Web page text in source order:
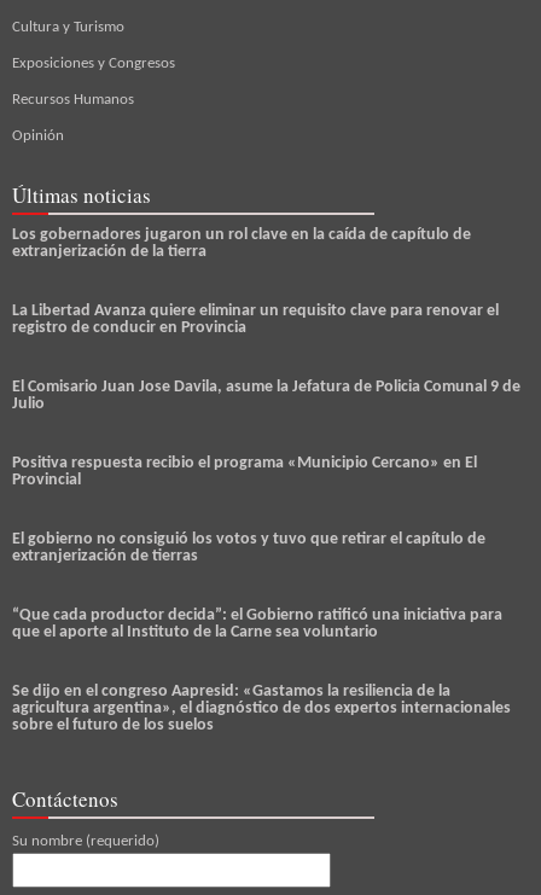
Cultura y Turismo
Exposiciones y Congresos
Recursos Humanos
Opinión
Últimas noticias
Los gobernadores jugaron un rol clave en la caída de capítulo de
extranjerización de la tierra
La Libertad Avanza quiere eliminar un requisito clave para renovar el
registro de conducir en Provincia
El Comisario Juan Jose Davila, asume la Jefatura de Policia Comunal 9 de
Julio
Positiva respuesta recibio el programa «Municipio Cercano» en El
Provincial
El gobierno no consiguió los votos y tuvo que retirar el capítulo de
extranjerización de tierras
“Que cada productor decida”: el Gobierno ratificó una iniciativa para
que el aporte al Instituto de la Carne sea voluntario
Se dijo en el congreso Aapresid: «Gastamos la resiliencia de la
agricultura argentina», el diagnóstico de dos expertos internacionales
sobre el futuro de los suelos
Contáctenos
Su nombre (requerido)